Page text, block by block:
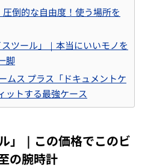
圧倒的な自由度！使う場所を
スツール」｜本当にいいモノを
脚
ムス プラス「ドキュメントケ
ットする最強ケース
」｜この価格でこのビ
の腕時計